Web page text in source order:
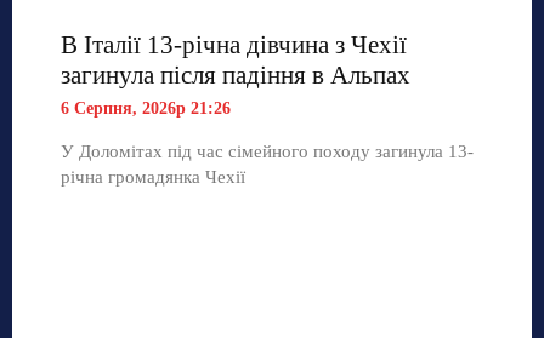
В Італії 13-річна дівчина з Чехії
загинула після падіння в Альпах
6 Серпня, 2026р 21:26
У Доломітах під час сімейного походу загинула 13-
річна громадянка Чехії